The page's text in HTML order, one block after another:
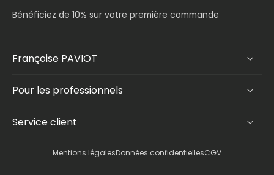
Bénéficiez de 10% sur votre première commande
Françoise PAVIOT
Pour les professionnels
Service client
Mentions légalesDonnées confidentiellesCGV